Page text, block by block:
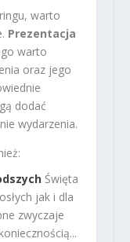
warto
Prezentacja
warto
oraz jego
dodać
wydarzenia.
Święta
jak i dla
zwyczaje